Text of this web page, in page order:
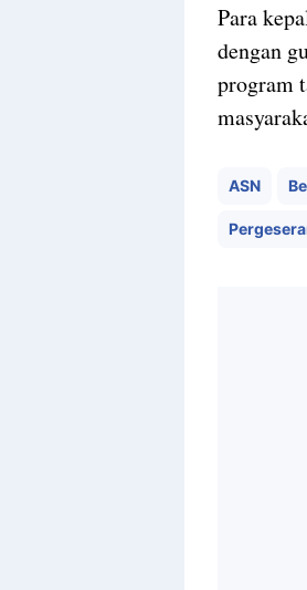
Para
dengan
program
ASN